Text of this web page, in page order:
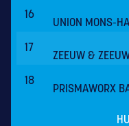
16
UNION MONS-
17
ZEEUW &
18
PRISMAWORX